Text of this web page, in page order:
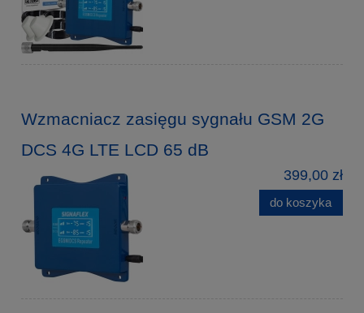
Wzmacniacz zasięgu sygnału GSM 2G
DCS 4G LTE LCD 65 dB
399,00 zł
do koszyka